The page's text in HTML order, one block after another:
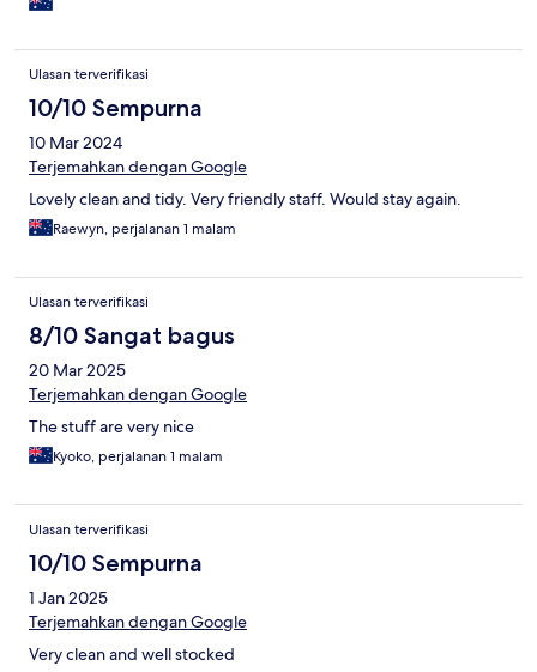
Ulasan terverifikasi
10/10 Sempurna
10 Mar 2024
Terjemahkan dengan Google
Lovely clean and tidy. Very friendly staff. Would stay again.
Raewyn, perjalanan 1 malam
Ulasan terverifikasi
8/10 Sangat bagus
20 Mar 2025
Terjemahkan dengan Google
The stuff are very nice
Kyoko, perjalanan 1 malam
Ulasan terverifikasi
10/10 Sempurna
1 Jan 2025
Terjemahkan dengan Google
Very clean and well stocked